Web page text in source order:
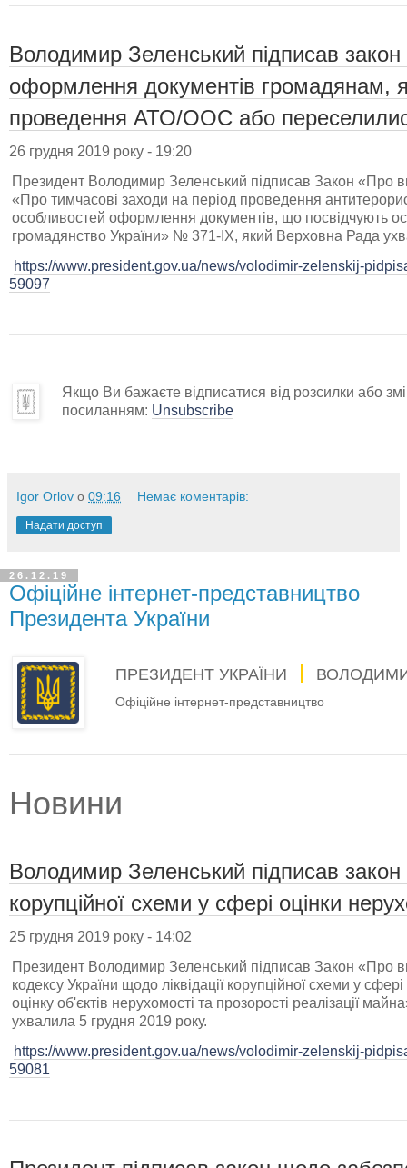
Володимир Зеленський підписав
оформлення документів громадянам,
проведення АТО/ООС або
26 грудня 2019 року - 19:20
Президент Володимир Зеленський підписав Закон «Про
«Про тимчасові заходи на період проведення
особливостей оформлення документів, що посвідчують
громадянство України» № 371-ІХ, який Верховна Рада
https://www.president.gov.ua/news/volodimir-zelenskij-
59097
Якщо Ви бажаєте відписатися від розсилки або
посиланням: Unsubscribe
Igor Orlov о 09:16 Немає коментарів:
Надати доступ
26.12.19
Офіційне інтернет-представництво
Президента України
ПРЕЗИДЕНТ УКРАЇНИ
Офіційне інтернет-представництво
Новини
Володимир Зеленський підписав закон
корупційної схеми у сфері оцінки
25 грудня 2019 року - 14:02
Президент Володимир Зеленський підписав Закон «Про
кодексу України щодо ліквідації корупційної схеми у сфері
оцінку об'єктів нерухомості та прозорості реалізації
ухвалила 5 грудня 2019 року.
https://www.president.gov.ua/news/volodimir-zelenskij-
59081